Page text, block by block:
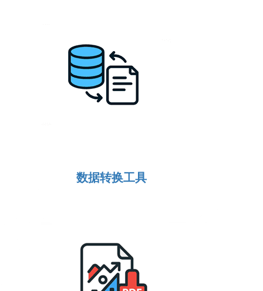
数据转换工具